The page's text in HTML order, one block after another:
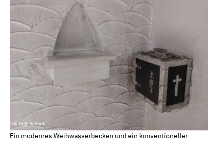
© Inge Scheidl
Ein modernes Weihwasserbecken und ein konventioneller